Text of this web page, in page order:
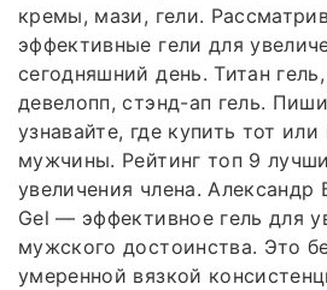
кремы, мази, гели.
эффективные гели для
сегодняшний день. Титан
девелопп, стэнд-ап гель.
узнавайте, где купить тот
мужчины. Рейтинг топ 9
увеличения члена. Александр
Gel — эффективное гель для
мужского достоинства. Это
умеренной вязкой